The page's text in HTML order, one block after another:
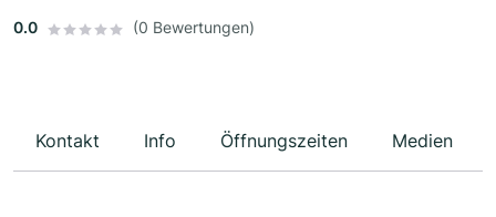
0.0 (0 Bewertungen)
Kontakt Info Öffnungszeiten Medien